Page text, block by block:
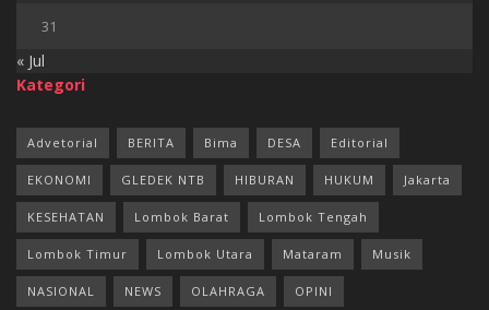
31
« Jul
Kategori
Advetorial BERITA Bima DESA Editorial
EKONOMI GLEDEK NTB HIBURAN HUKUM Jakarta
KESEHATAN Lombok Barat Lombok Tengah
Lombok Timur Lombok Utara Mataram Musik
NASIONAL NEWS OLAHRAGA OPINI